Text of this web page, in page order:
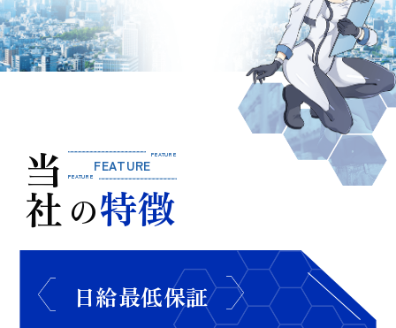
当社 FEATURE
FEATURE
FEATURE
の特徴
日給最低保証